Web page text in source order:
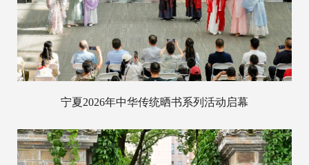
宁夏2026年中华传统晒书系列活动启幕